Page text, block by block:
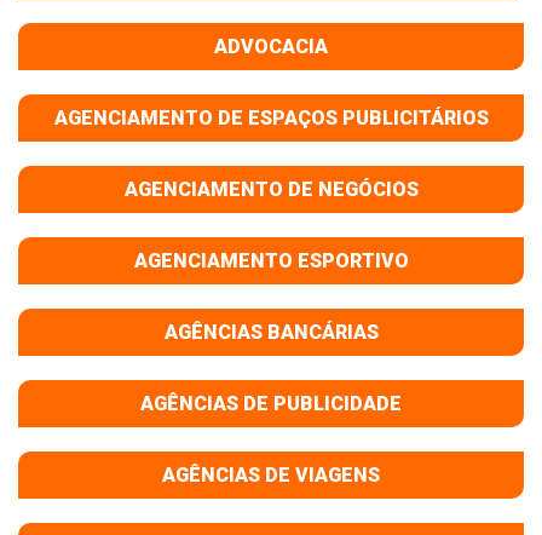
ADVOCACIA
AGENCIAMENTO DE ESPAÇOS PUBLICITÁRIOS
AGENCIAMENTO DE NEGÓCIOS
AGENCIAMENTO ESPORTIVO
AGÊNCIAS BANCÁRIAS
AGÊNCIAS DE PUBLICIDADE
AGÊNCIAS DE VIAGENS